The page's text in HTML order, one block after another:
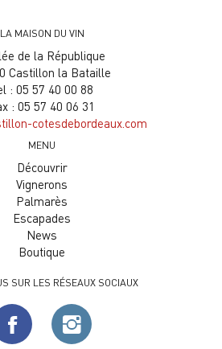
LA MAISON DU VIN
de la République
Castillon la Bataille
: 05 57 40 00 88
: 05 57 40 06 31
cotesdebordeaux.com
MENU
Découvrir
Vignerons
Palmarès
Escapades
News
Boutique
SUR LES RÉSEAUX SOCIAUX